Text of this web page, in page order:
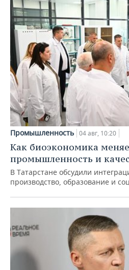
Промышленность 04 авг, 10:20
Как биоэкономика
промышленность и
В Татарстане обсудили
производство, образование и